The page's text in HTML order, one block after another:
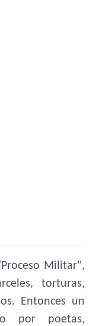
Militar",
torturas,
Entonces un
por poetas,